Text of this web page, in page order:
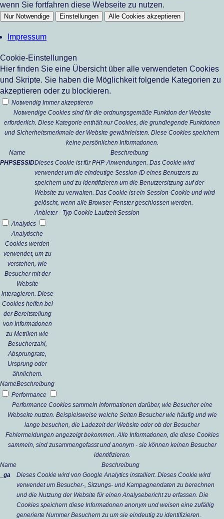
wenn Sie fortfahren diese Webseite zu nutzen.
Nur Notwendige Einstellungen Alle Cookies akzeptieren
Impressum
Cookie-Einstellungen
Hier finden Sie eine Übersicht über alle verwendeten Cookies
und Skripte. Sie haben die Möglichkeit folgende Kategorien zu
akzeptieren oder zu blockieren.
Notwendig Immer akzeptieren
Notwendige Cookies sind für die ordnungsgemäße Funktion der Website
erforderlich. Diese Kategorie enthält nur Cookies, die grundlegende Funktionen
und Sicherheitsmerkmale der Website gewährleisten. Diese Cookies speichern
keine persönlichen Informationen.
Name
Beschreibung
PHPSESSIDDieses Cookie ist für PHP-Anwendungen. Das Cookie wird
verwendet um die eindeutige Session-ID eines Benutzers zu
speichern und zu identifizieren um die Benutzersitzung auf der
Website zu verwalten. Das Cookie ist ein Session-Cookie und wird
gelöscht, wenn alle Browser-Fenster geschlossen werden.
Anbieter - Typ Cookie Laufzeit Session
Analytics
Analytische
Cookies werden
verwendet, um zu
verstehen, wie
Besucher mit der
Website
interagieren. Diese
Cookies helfen bei
der Bereitstellung
von Informationen
zu Metriken wie
Besucherzahl,
Absprungrate,
Ursprung oder
ähnlichem.
NameBeschreibung
Performance
Performance Cookies sammeln Informationen darüber, wie Besucher eine
Webseite nutzen. Beispielsweise welche Seiten Besucher wie häufig und wie
lange besuchen, die Ladezeit der Website oder ob der Besucher
Fehlermeldungen angezeigt bekommen. Alle Informationen, die diese Cookies
sammeln, sind zusammengefasst und anonym - sie können keinen Besucher
identifizieren.
Name
Beschreibung
_ga
Dieses Cookie wird von Google Analytics installiert. Dieses Cookie wird
verwendet um Besucher-, Sitzungs- und Kampagnendaten zu berechnen
und die Nutzung der Website für einen Analysebericht zu erfassen. Die
Cookies speichern diese Informationen anonym und weisen eine zufällig
generierte Nummer Besuchern zu um sie eindeutig zu identifizieren.